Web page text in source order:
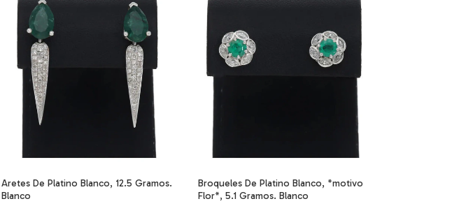
Aretes De Platino Blanco, 12.5 Gramos.
Blanco
Broqueles De Platino Blanco, *motivo
Flor*, 5.1 Gramos. Blanco